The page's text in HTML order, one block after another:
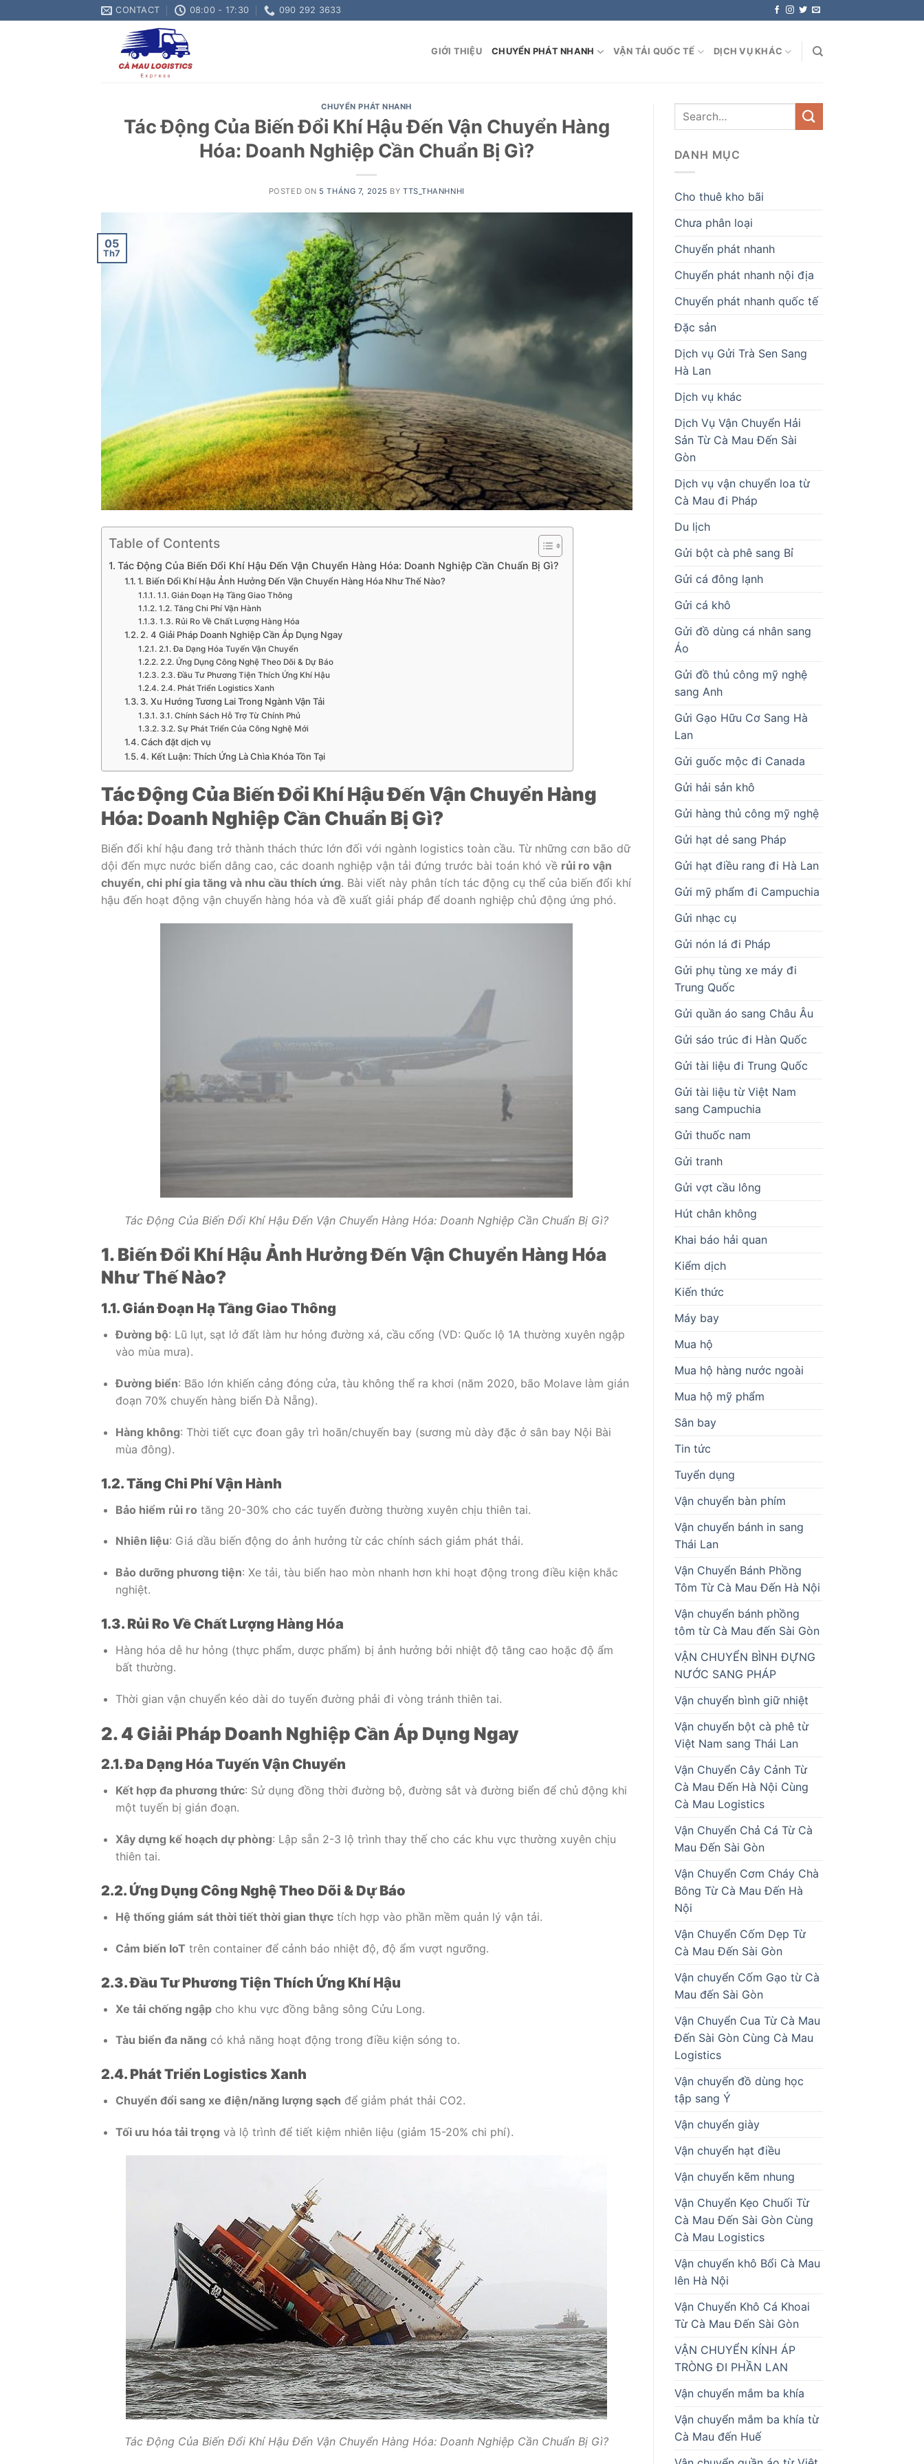
to
CONTACT 08:00 - 17:30 090 292 3633
GIỚI THIỆU CHUYỂN PHÁT NHANH VẬN TẢI QUỐC TẾ DỊCH VỤ KHÁC
CHUYỂN PHÁT NHANH
Tác Động Của Biến Đổi Khí Hậu Đến Vận Chuyển Hàng
Hóa: Doanh Nghiệp Cần Chuẩn Bị Gì?
POSTED ON 5 THÁNG 7, 2025 BYTTS_THANHNHI
05
Th7
Table of Contents
Tác Động Của Biến Đổi Khí Hậu Đến Vận Chuyển Hàng Hóa: Doanh Nghiệp Cần Chuẩn Bị Gì?
1. Biến Đổi Khí Hậu Ảnh Hưởng Đến Vận Chuyển Hàng Hóa Như Thế Nào?
1.1. Gián Đoạn Hạ Tầng Giao Thông
1.2. Tăng Chi Phí Vận Hành
1.3. Rủi Ro Về Chất Lượng Hàng Hóa
2. 4 Giải Pháp Doanh Nghiệp Cần Áp Dụng Ngay
2.1. Đa Dạng Hóa Tuyến Vận Chuyển
2.2. Ứng Dụng Công Nghệ Theo Dõi & Dự Báo
2.3. Đầu Tư Phương Tiện Thích Ứng Khí Hậu
2.4. Phát Triển Logistics Xanh
3. Xu Hướng Tương Lai Trong Ngành Vận Tải
3.1. Chính Sách Hỗ Trợ Từ Chính Phủ
3.2. Sự Phát Triển Của Công Nghệ Mới
Cách đặt dịch vụ
4. Kết Luận: Thích Ứng Là Chìa Khóa Tồn Tại
Tác Động Của Biến Đổi Khí Hậu Đến Vận Chuyển Hàng
Hóa: Doanh Nghiệp Cần Chuẩn Bị Gì?
Biến đổi khí hậu đang trở thành thách thức lớn đối với ngành logistics toàn cầu. Từ những cơn bão dữ
dội đến mực nước biển dâng cao, các doanh nghiệp vận tải đứng trước bài toán khó về rủi ro vận
chuyển, chi phí gia tăng và nhu cầu thích ứng. Bài viết này phân tích tác động cụ thể của biến đổi khí
hậu đến hoạt động vận chuyển hàng hóa và đề xuất giải pháp để doanh nghiệp chủ động ứng phó.
Tác Động Của Biến Đổi Khí Hậu Đến Vận Chuyển Hàng Hóa: Doanh Nghiệp Cần Chuẩn Bị Gì?
1. Biến Đổi Khí Hậu Ảnh Hưởng Đến Vận Chuyển Hàng Hóa
Như Thế Nào?
1.1. Gián Đoạn Hạ Tầng Giao Thông
Đường bộ: Lũ lụt, sạt lở đất làm hư hỏng đường xá, cầu cống (VD: Quốc lộ 1A thường xuyên ngập
vào mùa mưa).
Đường biển: Bão lớn khiến cảng đóng cửa, tàu không thể ra khơi (năm 2020, bão Molave làm gián
đoạn 70% chuyến hàng biển Đà Nẵng).
Hàng không: Thời tiết cực đoan gây trì hoãn/chuyến bay (sương mù dày đặc ở sân bay Nội Bài
mùa đông).
1.2. Tăng Chi Phí Vận Hành
Bảo hiểm rủi ro tăng 20-30% cho các tuyến đường thường xuyên chịu thiên tai.
Nhiên liệu: Giá dầu biến động do ảnh hưởng từ các chính sách giảm phát thải.
Bảo dưỡng phương tiện: Xe tải, tàu biển hao mòn nhanh hơn khi hoạt động trong điều kiện khắc
nghiệt.
1.3. Rủi Ro Về Chất Lượng Hàng Hóa
Hàng hóa dễ hư hỏng (thực phẩm, dược phẩm) bị ảnh hưởng bởi nhiệt độ tăng cao hoặc độ ẩm
bất thường.
Thời gian vận chuyển kéo dài do tuyến đường phải đi vòng tránh thiên tai.
2. 4 Giải Pháp Doanh Nghiệp Cần Áp Dụng Ngay
2.1. Đa Dạng Hóa Tuyến Vận Chuyển
Kết hợp đa phương thức: Sử dụng đồng thời đường bộ, đường sắt và đường biển để chủ động khi
một tuyến bị gián đoạn.
Xây dựng kế hoạch dự phòng: Lập sẵn 2-3 lộ trình thay thế cho các khu vực thường xuyên chịu
thiên tai.
2.2. Ứng Dụng Công Nghệ Theo Dõi & Dự Báo
Hệ thống giám sát thời tiết thời gian thựctích hợp vào phần mềm quản lý vận tải.
Cảm biến IoT trên container để cảnh báo nhiệt độ, độ ẩm vượt ngưỡng.
2.3. Đầu Tư Phương Tiện Thích Ứng Khí Hậu
Xe tải chống ngậpcho khu vực đồng bằng sông Cửu Long.
Tàu biển đa năng có khả năng hoạt động trong điều kiện sóng to.
2.4. Phát Triển Logistics Xanh
Chuyển đổi sang xe điện/năng lượng sạch để giảm phát thải CO2.
Tối ưu hóa tải trọng và lộ trình để tiết kiệm nhiên liệu (giảm 15-20% chi phí).
Tác Động Của Biến Đổi Khí Hậu Đến Vận Chuyển Hàng Hóa: Doanh Nghiệp Cần Chuẩn Bị Gì?
DANH MỤC
Cho thuê kho bãi
Chưa phân loại
Chuyển phát nhanh
Chuyển phát nhanh nội địa
Chuyển phát nhanh quốc tế
Đặc sản
Dịch vụ Gửi Trà Sen Sang
Hà Lan
Dịch vụ khác
Dịch Vụ Vận Chuyển Hải
Sản Từ Cà Mau Đến Sài
Gòn
Dịch vụ vận chuyển loa từ
Cà Mau đi Pháp
Du lịch
Gửi bột cà phê sang Bỉ
Gửi cá đông lạnh
Gửi cá khô
Gửi đồ dùng cá nhân sang
Áo
Gửi đồ thủ công mỹ nghệ
sang Anh
Gửi Gạo Hữu Cơ Sang Hà
Lan
Gửi guốc mộc đi Canada
Gửi hải sản khô
Gửi hàng thủ công mỹ nghệ
Gửi hạt dẻ sang Pháp
Gửi hạt điều rang đi Hà Lan
Gửi mỹ phẩm đi Campuchia
Gửi nhạc cụ
Gửi nón lá đi Pháp
Gửi phụ tùng xe máy đi
Trung Quốc
Gửi quần áo sang Châu Âu
Gửi sáo trúc đi Hàn Quốc
Gửi tài liệu đi Trung Quốc
Gửi tài liệu từ Việt Nam
sang Campuchia
Gửi thuốc nam
Gửi tranh
Gửi vợt cầu lông
Hút chân không
Khai báo hải quan
Kiểm dịch
Kiến thức
Máy bay
Mua hộ
Mua hộ hàng nước ngoài
Mua hộ mỹ phẩm
Sân bay
Tin tức
Tuyển dụng
Vận chuyển bàn phím
Vận chuyển bánh in sang
Thái Lan
Vận Chuyển Bánh Phồng
Tôm Từ Cà Mau Đến Hà Nội
Vận chuyển bánh phồng
tôm từ Cà Mau đến Sài Gòn
VẬN CHUYỂN BÌNH ĐỰNG
NƯỚC SANG PHÁP
Vận chuyển bình giữ nhiệt
Vận chuyển bột cà phê từ
Việt Nam sang Thái Lan
Vận Chuyển Cây Cảnh Từ
Cà Mau Đến Hà Nội Cùng
Cà Mau Logistics
Vận Chuyển Chả Cá Từ Cà
Mau Đến Sài Gòn
Vận Chuyển Cơm Cháy Chà
Bông Từ Cà Mau Đến Hà
Nội
Vận Chuyển Cốm Dẹp Từ
Cà Mau Đến Sài Gòn
Vận chuyển Cốm Gạo từ Cà
Mau đến Sài Gòn
Vận Chuyển Cua Từ Cà Mau
Đến Sài Gòn Cùng Cà Mau
Logistics
Vận chuyển đồ dùng học
tập sang Ý
Vận chuyển giày
Vận chuyển hạt điều
Vận chuyển kẽm nhung
Vận Chuyển Kẹo Chuối Từ
Cà Mau Đến Sài Gòn Cùng
Cà Mau Logistics
Vận chuyển khô Bổi Cà Mau
lên Hà Nội
Vận Chuyển Khô Cá Khoai
Từ Cà Mau Đến Sài Gòn
VẬN CHUYỂN KÍNH ÁP
TRÒNG ĐI PHẦN LAN
Vận chuyển mắm ba khía
Vận chuyển mắm ba khía từ
Cà Mau đến Huế